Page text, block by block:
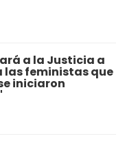
a la Justicia a
las feministas que
iniciaron